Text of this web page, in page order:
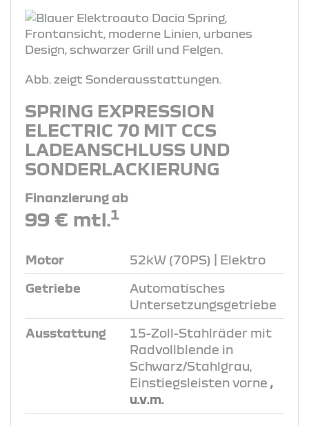
Abb. zeigt Sonderausstattungen.
SPRING EXPRESSION
ELECTRIC 70 MIT CCS
LADEANSCHLUSS UND
SONDERLACKIERUNG
Finanzierung ab
99 € mtl.1
Motor 52kW (70PS) | Elektro
Getriebe
Automatisches
Untersetzungsgetriebe
Ausstattung
15-Zoll-Stahlräder mit
Radvollblende in
Schwarz/Stahlgrau,
Einstiegsleisten vorne ,
u.v.m.